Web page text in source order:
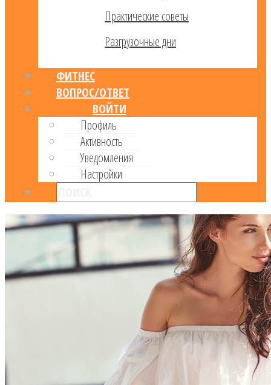
Практические советы
Разгрузочные дни
ФИТНЕС
ВОПРОС/ОТВЕТ
ВОЙТИ
Профиль
Активность
Уведомления
Настройки